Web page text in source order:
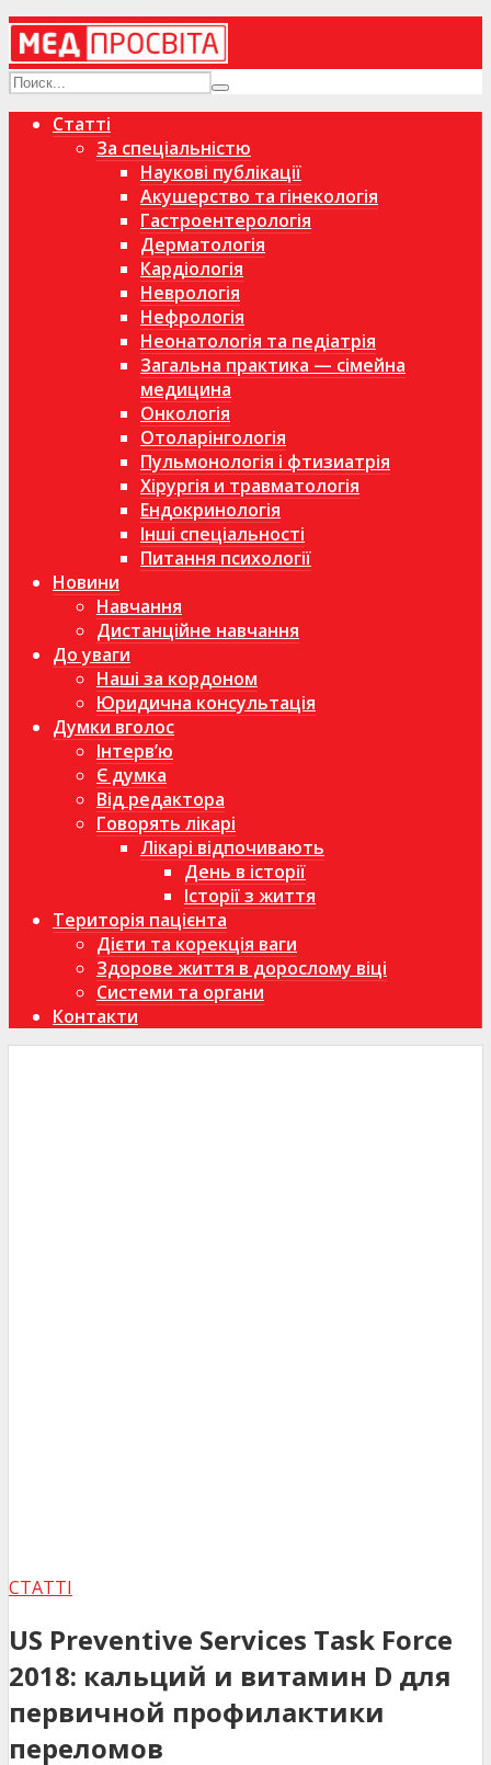
Статті
За спеціальністю
Наукові публікації
Акушерство та гінекологія
Гастроентерологія
Дерматологія
Кардіологія
Неврологія
Нефрологія
Неонатологія та педіатрія
Загальна практика — сімейна
медицина
Онкологія
Отоларінгологія
Пульмонологія і фтизиатрія
Хірургія и травматологія
Ендокринологія
Інші спеціальності
Питання психології
Новини
Навчання
Дистанційне навчання
До уваги
Наші за кордоном
Юридична консультація
Думки вголос
Інтерв’ю
Є думка
Від редактора
Говорять лікарі
Лікарі відпочивають
День в історії
Історії з життя
Територія пацієнта
Дієти та корекція ваги
Здорове життя в дорослому віці
Системи та органи
Контакти
СТАТТІ
US Preventive Services Task Force
2018: кальций и витамин D для
первичной профилактики
переломов